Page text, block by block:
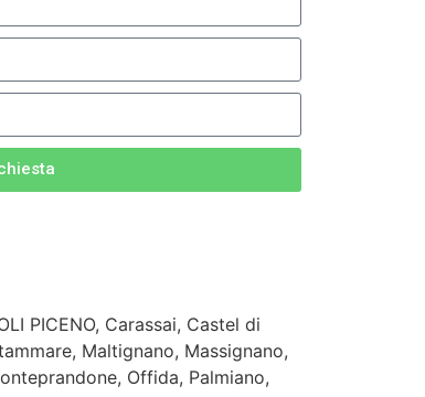
PICENO, Carassai, Castel di
Maltignano, Massignano,
Offida, Palmiano,